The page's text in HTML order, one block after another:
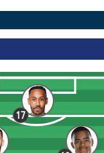
17